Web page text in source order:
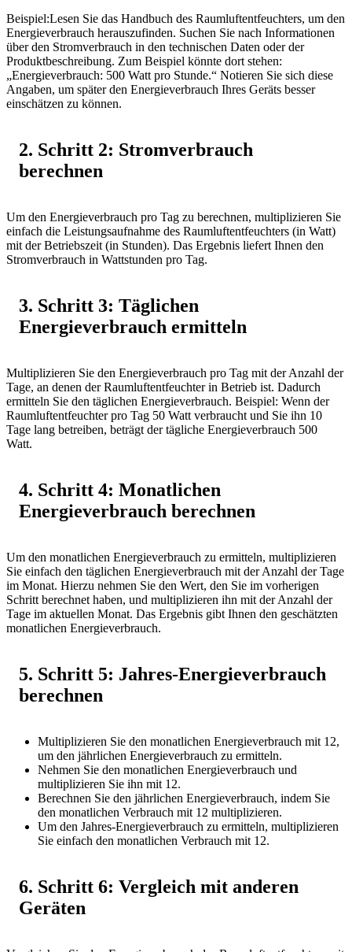
Beispiel:Lesen Sie das Handbuch des Raumluftentfeuchters, um den
Energieverbrauch herauszufinden. Suchen Sie nach Informationen
über den Stromverbrauch in den technischen Daten oder der
Produktbeschreibung. Zum Beispiel könnte dort stehen:
„Energieverbrauch: 500 Watt pro Stunde.“ Notieren Sie sich diese
Angaben, um später den Energieverbrauch Ihres Geräts besser
einschätzen zu können.
2. Schritt 2: Stromverbrauch
berechnen
Um den Energieverbrauch pro Tag zu berechnen, multiplizieren Sie
einfach die Leistungsaufnahme des Raumluftentfeuchters (in Watt)
mit der Betriebszeit (in Stunden). Das Ergebnis liefert Ihnen den
Stromverbrauch in Wattstunden pro Tag.
3. Schritt 3: Täglichen
Energieverbrauch ermitteln
Multiplizieren Sie den Energieverbrauch pro Tag mit der Anzahl der
Tage, an denen der Raumluftentfeuchter in Betrieb ist. Dadurch
ermitteln Sie den täglichen Energieverbrauch. Beispiel: Wenn der
Raumluftentfeuchter pro Tag 50 Watt verbraucht und Sie ihn 10
Tage lang betreiben, beträgt der tägliche Energieverbrauch 500
Watt.
4. Schritt 4: Monatlichen
Energieverbrauch berechnen
Um den monatlichen Energieverbrauch zu ermitteln, multiplizieren
Sie einfach den täglichen Energieverbrauch mit der Anzahl der Tage
im Monat. Hierzu nehmen Sie den Wert, den Sie im vorherigen
Schritt berechnet haben, und multiplizieren ihn mit der Anzahl der
Tage im aktuellen Monat. Das Ergebnis gibt Ihnen den geschätzten
monatlichen Energieverbrauch.
5. Schritt 5: Jahres-Energieverbrauch
berechnen
Multiplizieren Sie den monatlichen Energieverbrauch mit 12,
um den jährlichen Energieverbrauch zu ermitteln.
Nehmen Sie den monatlichen Energieverbrauch und
multiplizieren Sie ihn mit 12.
Berechnen Sie den jährlichen Energieverbrauch, indem Sie
den monatlichen Verbrauch mit 12 multiplizieren.
Um den Jahres-Energieverbrauch zu ermitteln, multiplizieren
Sie einfach den monatlichen Verbrauch mit 12.
6. Schritt 6: Vergleich mit anderen
Geräten